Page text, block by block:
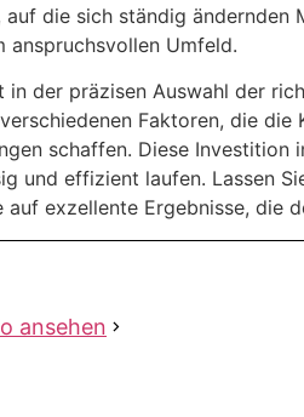
die sich ständig
anspruchsvollen Umfeld.
in der präzisen Auswahl der
Faktoren, die
schaffen. Diese
und effizient laufen. Lassen
exzellente Ergebnisse, die
ansehen